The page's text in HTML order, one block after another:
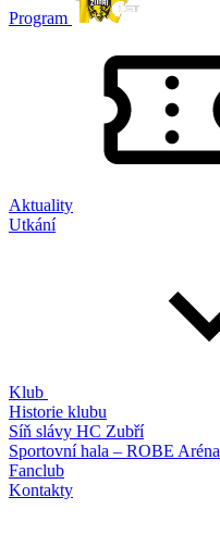
Program
Aktuality
Utkání
Klub
Historie klubu
Síň slávy HC Zubří
Sportovní hala – ROBE Aréna
Fanclub
Kontakty